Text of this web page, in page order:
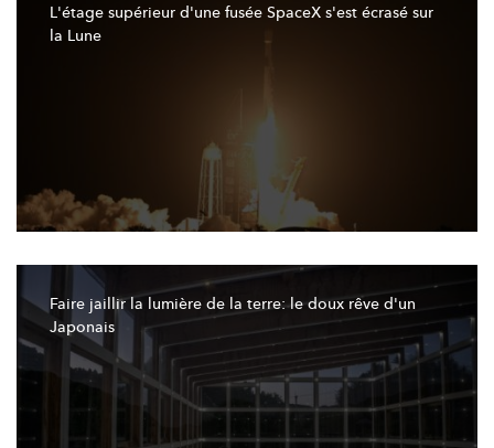
L'étage supérieur d'une fusée SpaceX s'est écrasé sur
la Lune
Faire jaillir la lumière de la terre: le doux rêve d'un
Japonais